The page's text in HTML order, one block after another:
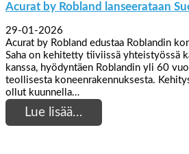
Acurat by Robland lanseerataan
29-01-2026
Acurat by Robland edustaa Roblandin
Saha on kehitetty tiiviissä yhteistyössä
kanssa, hyödyntäen Roblandin yli 60
teollisesta koneenrakennuksesta.
ollut kuunnella…
Lue lisää…